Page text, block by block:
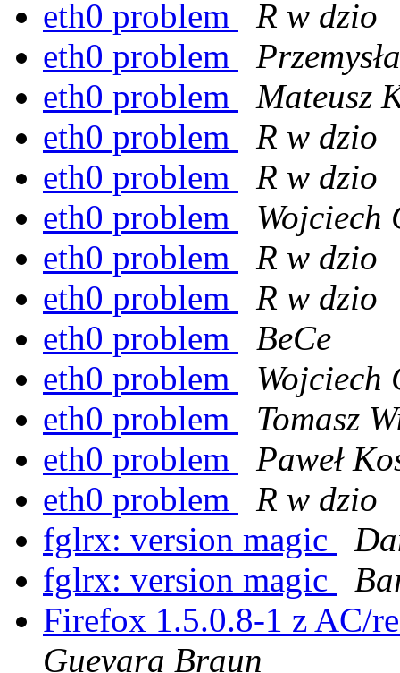
eth0 problem
R w dzio
eth0 problem
eth0 problem
Mateusz
eth0 problem
R w dzio
eth0 problem
R w dzio
eth0 problem
Wojciech
eth0 problem
R w dzio
eth0 problem
R w dzio
eth0 problem
BeCe
eth0 problem
Wojciech
eth0 problem
Tomasz
eth0 problem
Paweł
eth0 problem
R w dzio
fglrx: version magic
fglrx: version magic
Firefox 1.5.0.8-1 z AC/
Guevara Braun